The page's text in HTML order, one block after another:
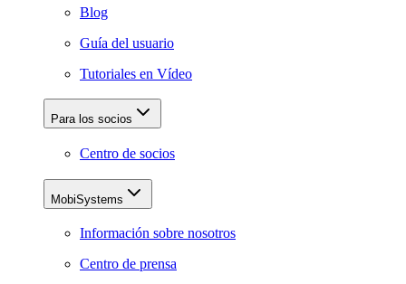
Blog
Guía del usuario
Tutoriales en Vídeo
Para los socios
Centro de socios
MobiSystems
Información sobre nosotros
Centro de prensa